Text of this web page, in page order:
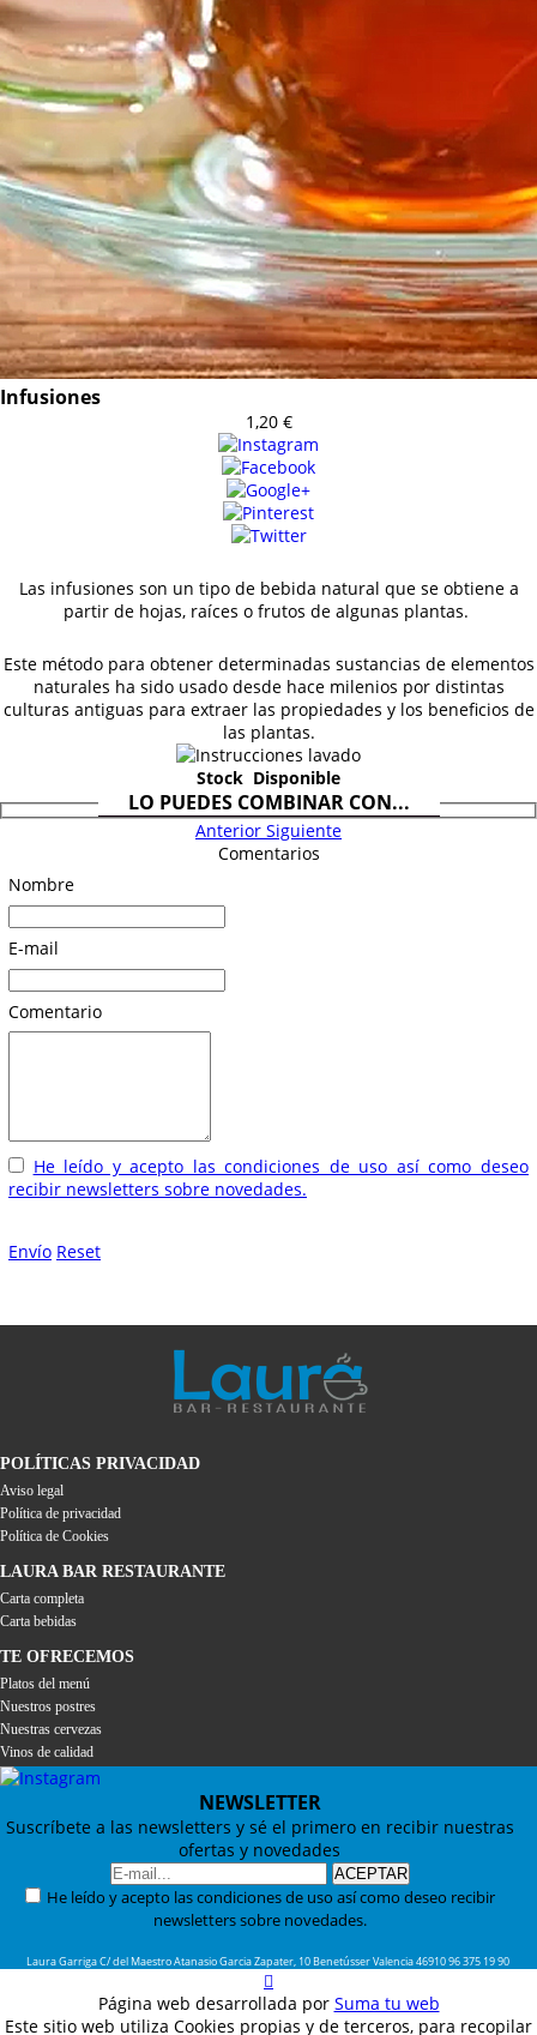
Infusiones
1,20 €
Las infusiones son un tipo de bebida natural que se obtiene a
partir de hojas, raíces o frutos de algunas plantas.
Este método para obtener determinadas sustancias de elementos
naturales ha sido usado desde hace milenios por distintas
culturas antiguas para extraer las propiedades y los beneficios de
las plantas.
Stock Disponible
LO PUEDES COMBINAR CON...
Anterior Siguiente
Comentarios
Nombre
E-mail
Comentario
He leído y acepto las condiciones de uso así como deseo
recibir newsletters sobre novedades.
Envío Reset
POLÍTICAS PRIVACIDAD
Aviso legal
Política de privacidad
Política de Cookies
LAURA BAR RESTAURANTE
Carta completa
Carta bebidas
TE OFRECEMOS
Platos del menú
Nuestros postres
Nuestras cervezas
Vinos de calidad
NEWSLETTER
Suscríbete a las newsletters y sé el primero en recibir nuestras
ofertas y novedades
He leído y acepto las condiciones de uso así como deseo recibir
newsletters sobre novedades.
Laura GarrigaC/ del Maestro Atanasio Garcia Zapater, 10BenetússerValencia4691096 375 19 90
Página web desarrollada por Suma tu web
Este sitio web utiliza Cookies propias y de terceros, para recopilar